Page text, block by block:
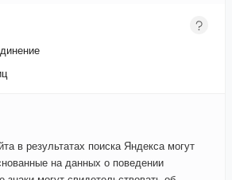
в результатах поиска Яндекса могут
на данных о поведении